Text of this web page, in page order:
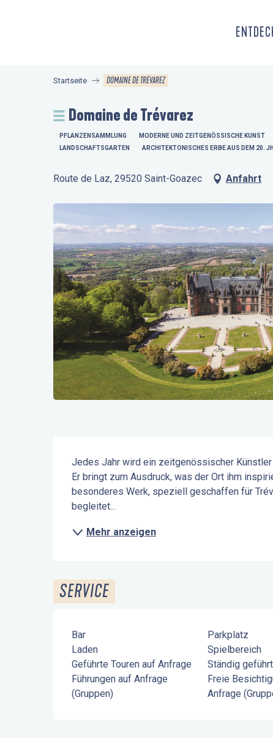
Startseite DOMAINE DE TRÉVAREZ
Domaine de Trévarez
PFLANZENSAMMLUNG MODERNE UND ZEITGENÖSSISCHE KUNST
LANDSCHAFTSGARTEN
ARCHITEKTONISCHES ERBE AUS DEM 20.
Route de Laz, 29520 Saint-Goazec Anfahrt
Beschreibung
Jedes Jahr wird ein zeitgenössischer
Er bringt zum Ausdruck, was der Ort ihm
besonderes Werk, speziell geschaffen für
begleitet...
Mehr anzeigen
SERVICE
Bar Parkplatz
Laden
Spielbereich
Geführte Touren auf Anfrage
Ständig
Führungen auf Anfrage
(Gruppen)
Freie
Anfrage